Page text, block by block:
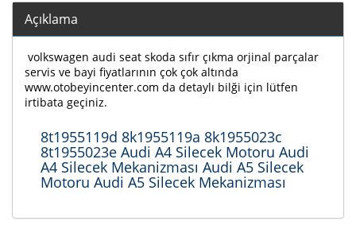
Açıklama
volkswagen audi seat skoda sıfır çıkma orjinal parçalar
servis ve bayi fiyatlarının çok çok altında
www.otobeyincenter.com da detaylı bilği için lütfen
irtibata geçiniz.
8t1955119d 8k1955119a 8k1955023c
8t1955023e Audi A4 Silecek Motoru Audi
A4 Silecek Mekanizması Audi A5 Silecek
Motoru Audi A5 Silecek Mekanizması